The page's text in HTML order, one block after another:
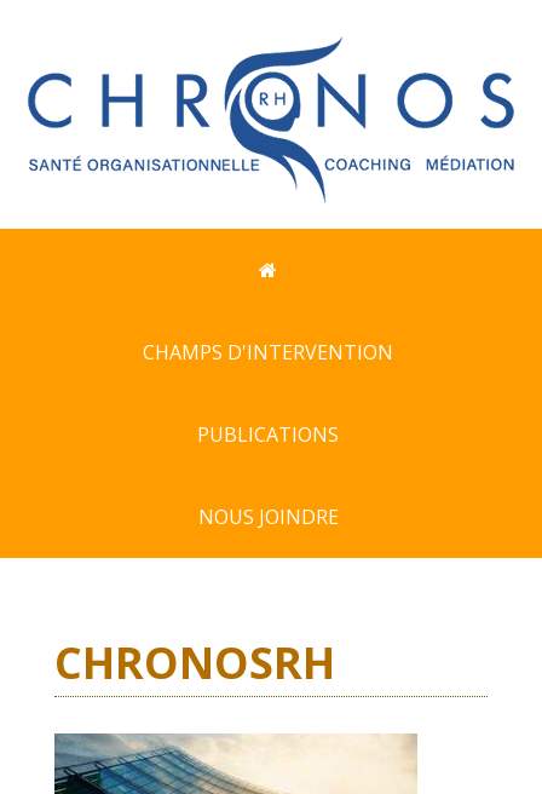
CHAMPS D'INTERVENTION
PUBLICATIONS
NOUS JOINDRE
CHRONOSRH